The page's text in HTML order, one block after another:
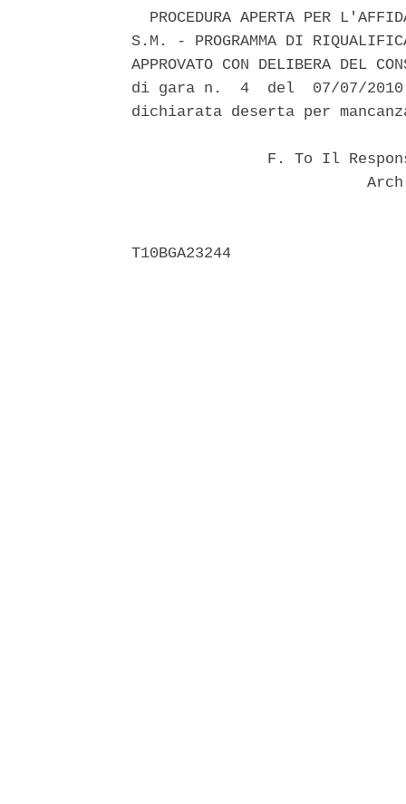
PROCEDURA APERTA PER
S.M. - PROGRAMMA DI
APPROVATO CON DELIBERA DEL
di gara n.  4  del  07/07/
dichiarata deserta per
F. To Il